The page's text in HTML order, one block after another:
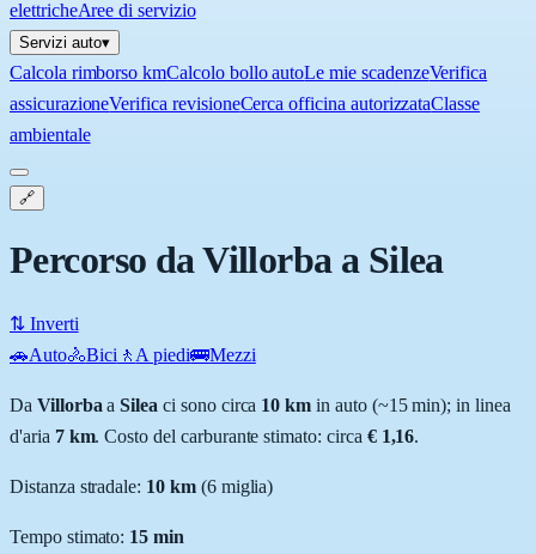
elettricheAree di servizio
Servizi auto▾
Calcola rimborso kmCalcolo bollo autoLe mie scadenzeVerifica
assicurazioneVerifica revisioneCerca officina autorizzataClasse
ambientale
🔗
Percorso da Villorba a Silea
⇅ Inverti
🚗Auto🚴Bici 🚶 A piedi🚌Mezzi
Da Villorba aSilea ci sono circa 10 km in auto (~15 min); in linea
d'aria 7km. Costo del carburante stimato: circa € 1,16.
Distanza stradale: 10 km (6miglia)
Tempo stimato: 15 min